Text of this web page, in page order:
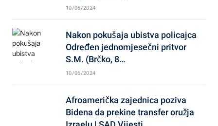
10/06/2024
Nakon pokušaja ubistva policajca
Određen jednomjesečni pritvor
S.M. (Brčko, 8…
10/06/2024
Afroamerička zajednica poziva
Bidena da prekine transfer oružja